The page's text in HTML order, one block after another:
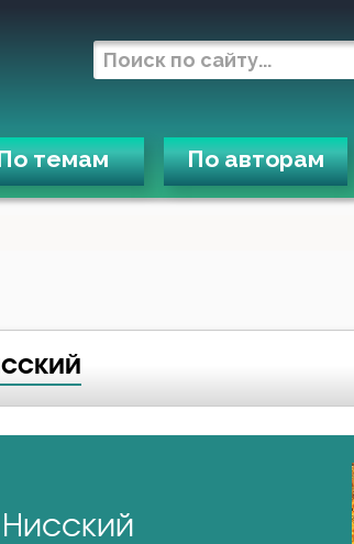
темам По авторам
Нисский